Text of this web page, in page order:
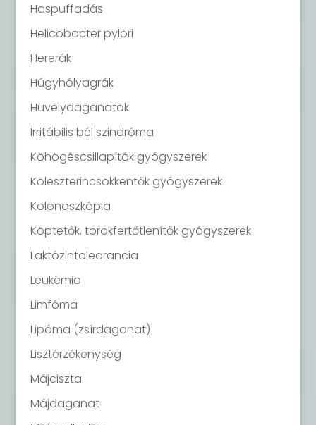
Haspuffadás
Helicobacter pylori
Hererák
Húgyhólyagrák
Hüvelydaganatok
Irritábilis bél szindróma
Köhögéscsillapítók gyógyszerek
Koleszterincsökkentők gyógyszerek
Kolonoszkópia
Köptetők, torokfertőtlenítők gyógyszerek
Laktózintolearancia
Leukémia
Limfóma
Lipóma (zsírdaganat)
Lisztérzékenység
Májciszta
Májdaganat